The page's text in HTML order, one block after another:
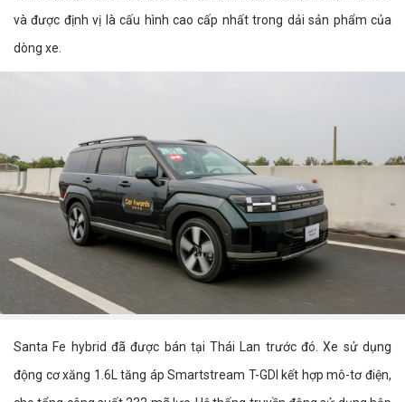
và được định vị là cấu hình cao cấp nhất trong dải sản phẩm của
dòng xe.
Santa Fe hybrid đã được bán tại Thái Lan trước đó. Xe sử dụng
động cơ xăng 1.6L tăng áp Smartstream T-GDI kết hợp mô-tơ điện,